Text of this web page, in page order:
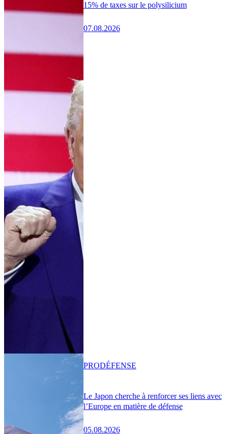
15% de taxes sur le polysilicium
07.08.2026
Le Japon cherche à renforcer ses liens avec
l’Europe en matière de défense
05.08.2026
PRODÉFENSE